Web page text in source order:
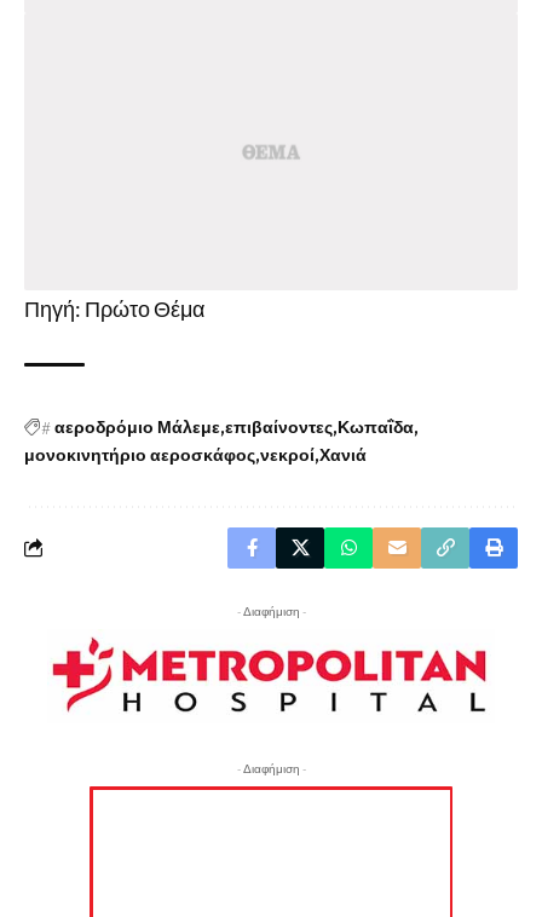
Πηγή: Πρώτο Θέμα
#αεροδρόμιο Μάλεμε επιβαίνοντες Κωπαΐδα
μονοκινητήριο αεροσκάφος νεκροί Χανιά
- Διαφήμιση -
- Διαφήμιση -